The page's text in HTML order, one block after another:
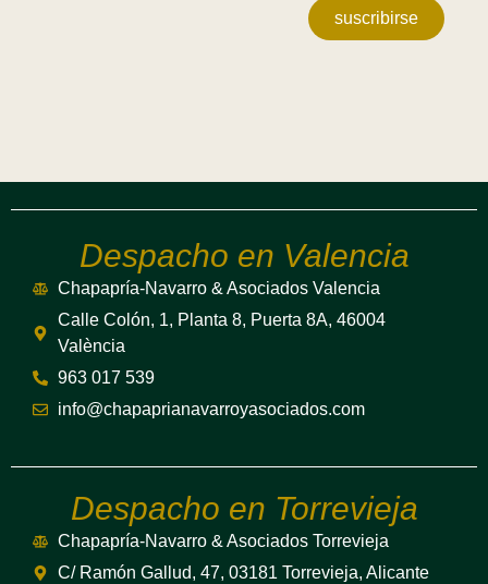
suscribirse
Despacho en Valencia
Chapapría-Navarro & Asociados Valencia
Calle Colón, 1, Planta 8, Puerta 8A, 46004
València
963 017 539
info@chapaprianavarroyasociados.com
Despacho en Torrevieja
Chapapría-Navarro & Asociados Torrevieja
C/ Ramón Gallud, 47, 03181 Torrevieja, Alicante